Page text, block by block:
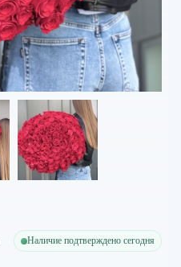
Наличие подтверждено сегодня